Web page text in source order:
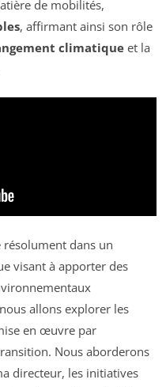
de mobilités,
, affirmant ainsi son rôle
climatique et la
résolument dans un
visant à apporter des
allons explorer les
en œuvre par
Nous aborderons
directeur, les initiatives